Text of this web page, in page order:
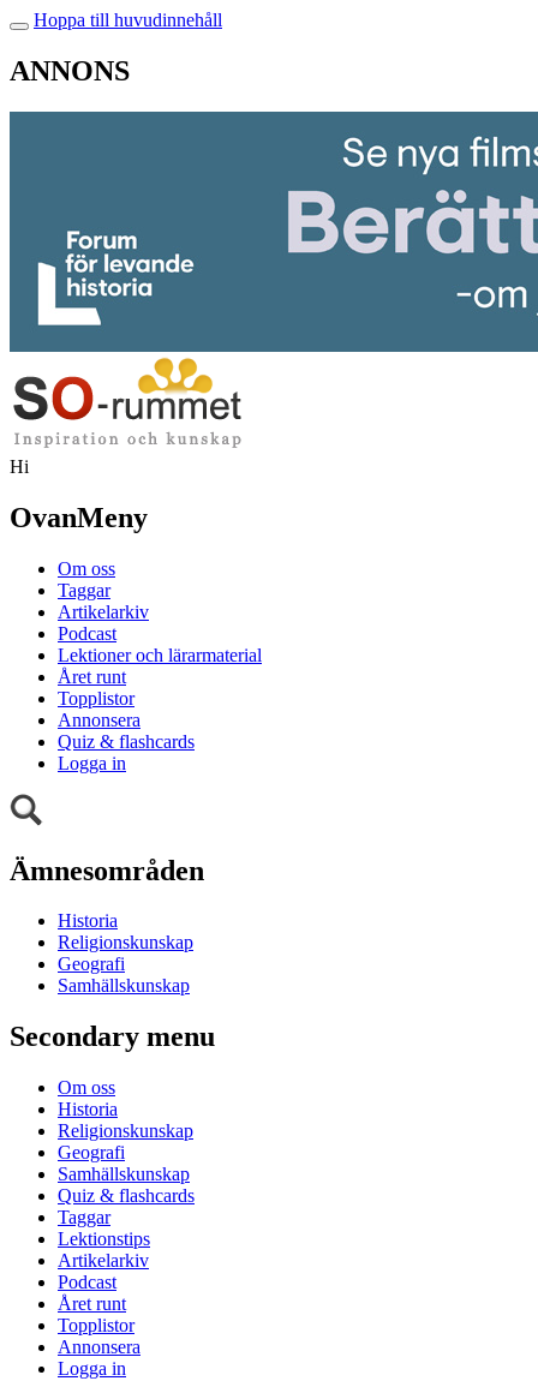
Hoppa till huvudinnehåll
ANNONS
Hi
OvanMeny
Om oss
Taggar
Artikelarkiv
Podcast
Lektioner och lärarmaterial
Året runt
Topplistor
Annonsera
Quiz & flashcards
Logga in
Ämnesområden
Historia
Religionskunskap
Geografi
Samhällskunskap
Secondary menu
Om oss
Historia
Religionskunskap
Geografi
Samhällskunskap
Quiz & flashcards
Taggar
Lektionstips
Artikelarkiv
Podcast
Året runt
Topplistor
Annonsera
Logga in